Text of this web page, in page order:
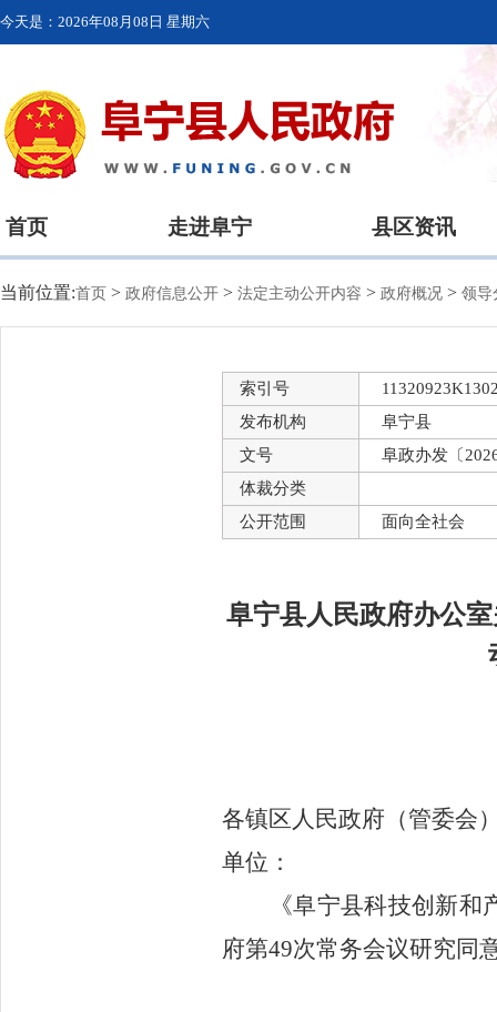
今天是： 2026年08月08日 星期六
首页 走进阜宁 县区资讯
当前位置:首页 > 政府信息公开 > 法定主动公开内容 > 政府概况 > 领导
索引号
发布机构
阜宁县
文号
阜政办发〔
体裁分类
公开范围
面向全社会
阜宁县人民政府办公
各镇区人民政府（管委会
单位 ：
《阜宁县科技创新和
府第49次常务会议研究同